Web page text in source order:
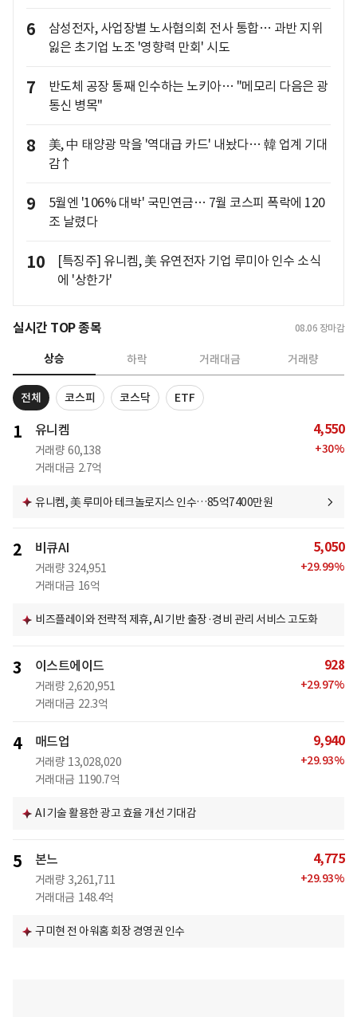
6
삼성전자, 사업장별 노사협의회 전사 통합… 과반 지위
잃은 초기업 노조 '영향력 만회' 시도
7
반도체 공장 통째 인수하는 노키아… "메모리 다음은 광
통신 병목"
8
美, 中 태양광 막을 '역대급 카드' 내놨다… 韓 업계 기대
감↑
9
5월엔 '106% 대박' 국민연금… 7월 코스피 폭락에 120
조 날렸다
10
[특징주] 유니켐, 美 유연전자 기업 루미아 인수 소식
에 '상한가'
실시간 TOP 종목 08.06 장마감
상승 하락 거래대금 거래량
전체 코스피 코스닥 ETF
1 유니켐
거래량 60,138
거래대금 2.7억
4,550
+30%
유니켐, 美 루미아 테크놀로지스 인수…85억7400만원
2 비큐AI
거래량 324,951
거래대금 16억
5,050
+29.99%
비즈플레이와 전략적 제휴, AI 기반 출장·경비 관리 서비스 고도화
3 이스트에이드
거래량 2,620,951
거래대금 22.3억
928
+29.97%
4 매드업
거래량 13,028,020
거래대금 1190.7억
9,940
+29.93%
AI 기술 활용한 광고 효율 개선 기대감
5 본느
거래량 3,261,711
거래대금 148.4억
4,775
+29.93%
구미현 전 아워홈 회장 경영권 인수